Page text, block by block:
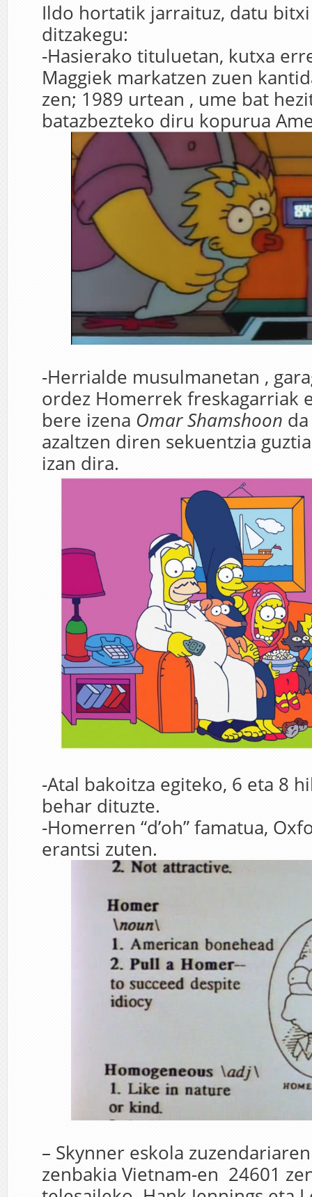
Ildo hortatik jarraituz, datu
ditzakegu:
-Hasierako tituluetan, kutxa
Maggiek markatzen zuen
zen; 1989 urtean , ume bat
batazbezteko diru kopurua
-Herrialde musulmanetan ,
ordez Homerrek freskagarriak
bere izena Omar Shamshoon
azaltzen diren sekuentzia
izan dira.
-Atal bakoitza egiteko, 6 eta 8
behar dituzte.
-Homerren “d’oh” famatua,
erantsi zuten.
– Skynner eskola
zenbakia Vietnam-en 24601